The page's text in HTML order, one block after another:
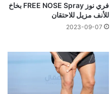
فري نوز FREE NOSE Spray بخاخ
للأنف مزيل للاحتقان
2023-09-07